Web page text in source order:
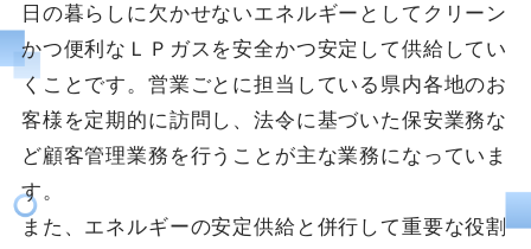
日の暮らしに欠かせないエネルギーとしてクリーン
かつ便利なＬＰガスを安全かつ安定して供給してい
くことです。営業ごとに担当している県内各地のお
客様を定期的に訪問し、法令に基づいた保安業務な
ど顧客管理業務を行うことが主な業務になっていま
す。
また、エネルギーの安定供給と併行して重要な役割